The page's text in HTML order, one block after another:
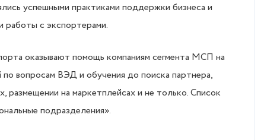
успешными практиками поддержки бизнеса и
с экспортерами.
оказывают помощь компаниям сегмента МСП на
вопросам ВЭД и обучения до поиска партнера,
размещении на маркетплейсах и не только. Список
подразделения».